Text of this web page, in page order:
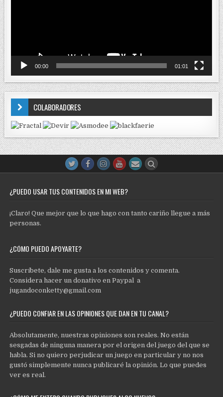
00:00 01:01
COLABORADORES
¿PUEDO USAR TUS CONTENIDOS EN MI WEB?
¡Claro! Que mejor que lo que hago con tanto cariño llegue a más
personas.
¿CÓMO PUEDO APOYARTE?
Suscríbete, dale me gusta a los contenidos y comenta.
Considera hacer un donativo en Paypal a
jugandoconketty@gmail.com
¿PUEDO CONFIAR EN LAS OPINIONES QUE DAN EN TU CANAL?
Absolutamente, nuestras opiniones son reales. No están
sesgadas de ninguna manera por el origen del juego del que se
habla. Si no quiero perjudicar un juego en particular y no nos
gustó simplemente nunca publicaré la opinión. Lo que puedes
ver es real.